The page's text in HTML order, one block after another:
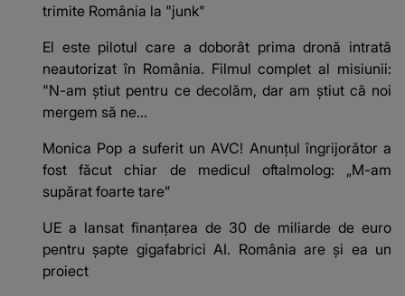
trimite România la "junk"
El este pilotul care a doborât prima dronă intrată
neautorizat în România. Filmul complet al misiunii:
"N-am știut pentru ce decolăm, dar am știut că noi
mergem să ne...
Monica Pop a suferit un AVC! Anunțul îngrijorător a
fost făcut chiar de medicul oftalmolog: „M-am
supărat foarte tare”
UE a lansat finanțarea de 30 de miliarde de euro
pentru șapte gigafabrici AI. România are și ea un
proiect